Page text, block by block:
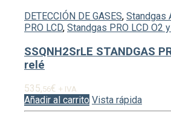
DETECCIÓN DE GASES, Standgas
PRO LCD, Standgas PRO LCD O2
SSQNH2SrLE STANDGAS
relé
535,56€ + IVA
Añadir al carrito Vista rápida